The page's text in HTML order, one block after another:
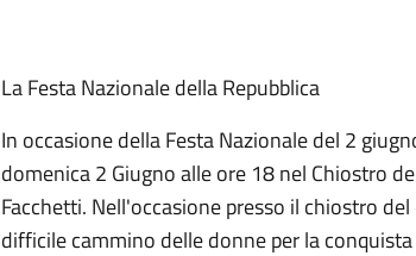
La Festa Nazionale della Repubblica
In occasione della Festa Nazionale del 2
domenica 2 Giugno alle ore 18 nel Chiostro
Facchetti. Nell'occasione presso il chiostro
difficile cammino delle donne per la